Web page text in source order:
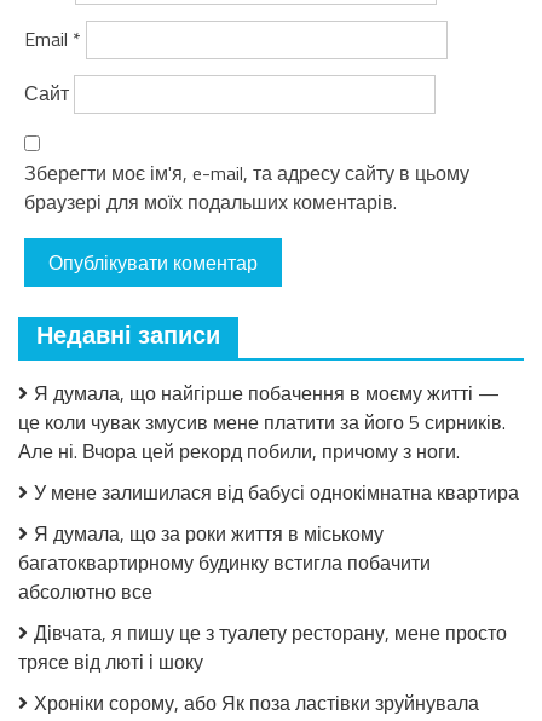
Email *
Сайт
Зберегти моє ім'я, e-mail, та адресу сайту в цьому
браузері для моїх подальших коментарів.
Недавні записи
Я думала, що найгірше побачення в моєму житті —
це коли чувак змусив мене платити за його 5 сирників.
Але ні. Вчора цей рекорд побили, причому з ноги.
У мене залишилася від бабусі однокімнатна квартира
Я думала, що за роки життя в міському
багатоквартирному будинку встигла побачити
абсолютно все
Дівчата, я пишу це з туалету ресторану, мене просто
трясе від люті і шоку
Хроніки сорому, або Як поза ластівки зруйнувала